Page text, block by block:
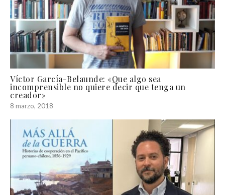
Víctor García-Belaunde: «Que algo sea
incomprensible no quiere decir que tenga un
creador»
8 marzo, 2018